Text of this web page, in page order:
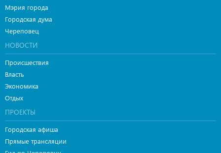
Мэрия города
Городская дума
Череповец
НОВОСТИ
Происшествия
Власть
Экономика
Отдых
ПРОЕКТЫ
Городская афиша
Прямые трансляции